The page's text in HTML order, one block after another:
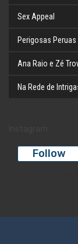
Sex Appeal
Perigosas Peruas
Ana Raio e Zé
Na Rede de
Follow